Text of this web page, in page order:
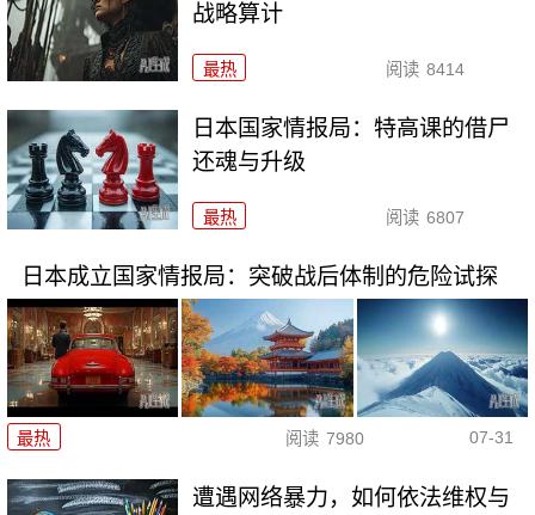
战略算计
最热 阅读 8414
日本国家情报局：特高课的借尸
还魂与升级
最热 阅读 6807
日本成立国家情报局：突破战后体制的危险试探
最热 阅读 7980 07-31
遭遇网络暴力，如何依法维权与